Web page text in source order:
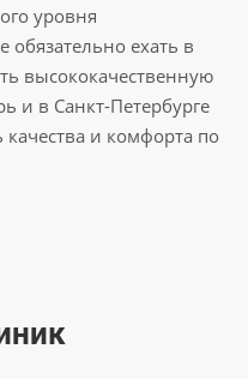
уровня
обязательно ехать в
высококачественную
и в Санкт-Петербурге
и комфорта по